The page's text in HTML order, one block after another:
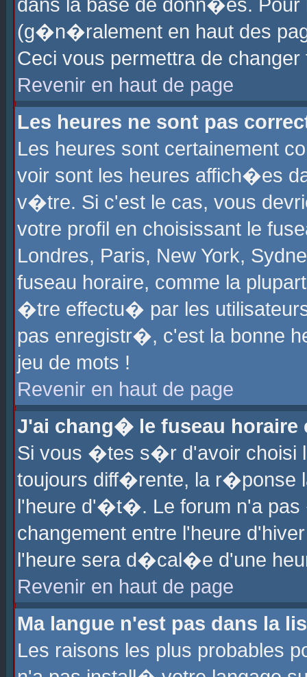
dans la base de donn�es.
(g�n�ralement en haut des
Ceci vous permettra de
Revenir en haut de page
Les heures ne sont pas
Les heures sont certainement
voir sont les heures affich�es
v�tre. Si c'est le cas, vous
votre profil en choisissant le
Londres, Paris, New York,
fuseau horaire, comme la
�tre effectu� par les
pas enregistr�, c'est la bonne
jeu de mots !
Revenir en haut de page
J'ai chang� le fuseau horaire
Si vous �tes s�r d'avoir choisi
toujours diff�rente, la r�ponse
l'heure d'�t�. Le forum n'a
changement entre l'heure
l'heure sera d�cal�e d'une
Revenir en haut de page
Ma langue n'est pas dans la
Les raisons les plus probables